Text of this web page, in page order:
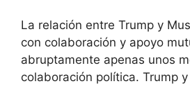
La relación entre Trump y
con colaboración y apoyo
abruptamente apenas unos
colaboración política. Trump